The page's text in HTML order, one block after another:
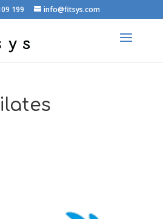
199 info@fitsys.com